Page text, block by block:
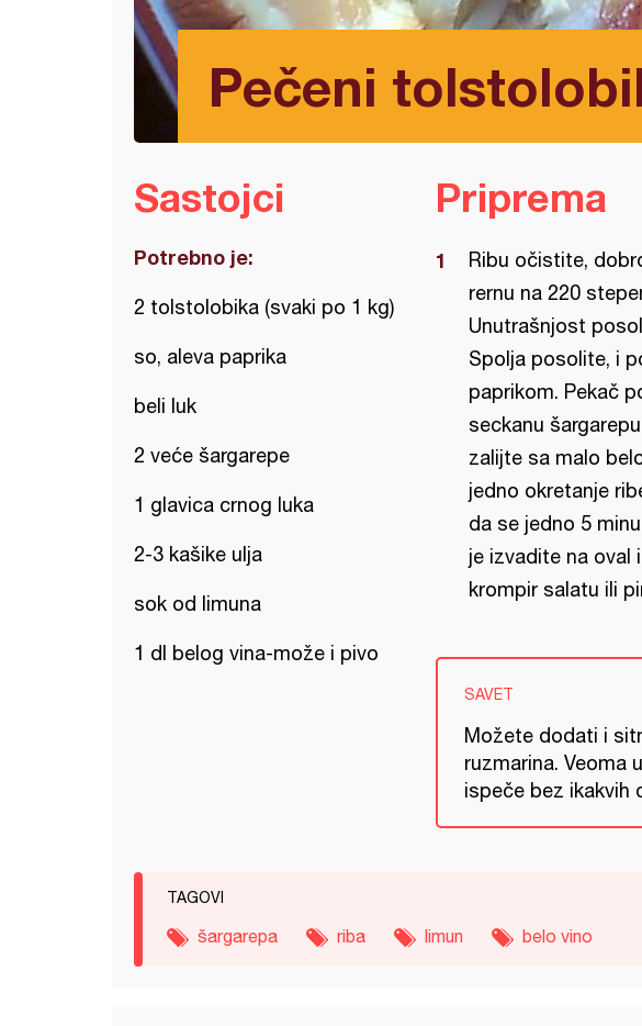
Pečeni
Sastojci
Potrebno je:
2 tolstolobika (svaki po 1 kg)
so, aleva paprika
beli luk
2 veće šargarepe
1 glavica crnog luka
2-3 kašike ulja
sok od limuna
1 dl belog vina-može i pivo
Priprema
Ribu očistite,
rernu na 220
Unutrašnjost
Spolja posolite, i
paprikom. Pekač
seckanu
zalijte sa malo
jedno okretanje
da se jedno 5
je izvadite na oval
krompir salatu ili
SAVET
Možete dodati i
ruzmarina. Veoma
ispeče bez ikakvih
TAGOVI
šargarepa riba limun belo vino